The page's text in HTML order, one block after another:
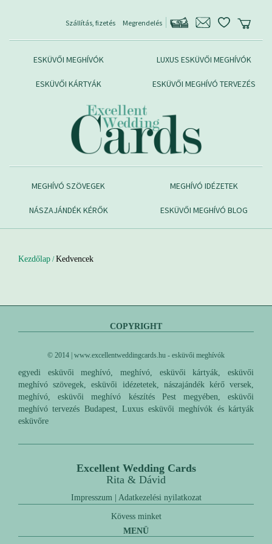
Szállítás, fizetés Megrendelés
ESKÜVŐI MEGHÍVÓK LUXUS ESKÜVŐI MEGHÍVÓK
ESKÜVŐI KÁRTYÁK ESKÜVŐI MEGHÍVÓ TERVEZÉS
MEGHÍVÓ SZÖVEGEK MEGHÍVÓ IDÉZETEK
NÁSZAJÁNDÉK KÉRŐK ESKÜVŐI MEGHÍVÓ BLOG
Kezdőlap /Kedvencek
COPYRIGHT
© 2014 | www.excellentweddingcards.hu - esküvői meghívók
egyedi esküvői meghívó, meghívó, esküvői kártyák, esküvői
meghívó szövegek, esküvői idézetetek, nászajándék kérő versek,
meghívó, esküvői meghívó készítés Pest megyében, esküvői
meghívó tervezés Budapest, Luxus esküvői meghívók és kártyák
esküvőre
Excellent Wedding Cards
Rita & Dávid
Impresszum| Adatkezelési nyilatkozat
Kövess minket
MENÜ